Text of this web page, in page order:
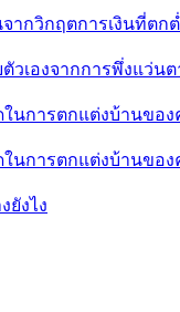
กวิกฤตการเงินที่ตก
วเองจากการพึ่งแว่นต
ในการตกแต่งบ้านขอ
ในการตกแต่งบ้านขอ
ยังไง